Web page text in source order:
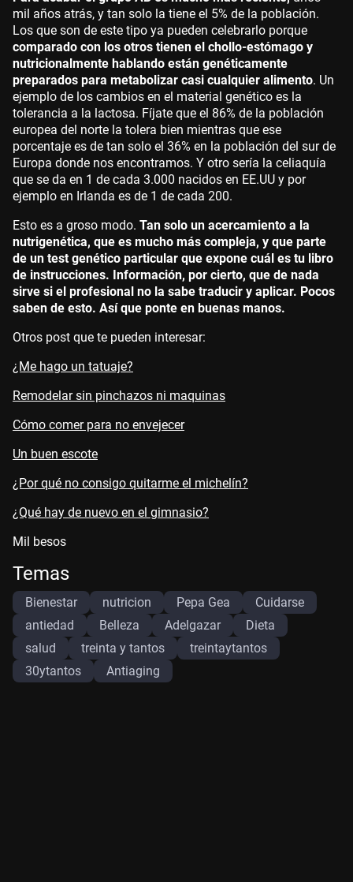
mil años atrás, y tan solo la tiene el 5% de la población.
Los que son de este tipo ya pueden celebrarlo porque
comparado con los otros tienen el chollo-estómago y
nutricionalmente hablando están genéticamente
preparados para metabolizar casi cualquier alimento. Un
ejemplo de los cambios en el material genético es la
tolerancia a la lactosa. Fíjate que el 86% de la población
europea del norte la tolera bien mientras que ese
porcentaje es de tan solo el 36% en la población del sur de
Europa donde nos encontramos. Y otro sería la celiaquía
que se da en 1 de cada 3.000 nacidos en EE.UU y por
ejemplo en Irlanda es de 1 de cada 200.
Esto es a groso modo. Tan solo un acercamiento a la
nutrigenética, que es mucho más compleja, y que parte
de un test genético particular que expone cuál es tu libro
de instrucciones. Información, por cierto, que de nada
sirve si el profesional no la sabe traducir y aplicar. Pocos
saben de esto. Así que ponte en buenas manos.
Otros post que te pueden interesar:
¿Me hago un tatuaje?
Remodelar sin pinchazos ni maquinas
Cómo comer para no envejecer
Un buen escote
¿Por qué no consigo quitarme el michelín?
¿Qué hay de nuevo en el gimnasio?
Mil besos
Temas
Bienestar nutricion Pepa Gea
Cuidarse
antiedad
Belleza Adelgazar
Dieta
salud
treinta y tantos
treintaytantos
30ytantos
Antiaging